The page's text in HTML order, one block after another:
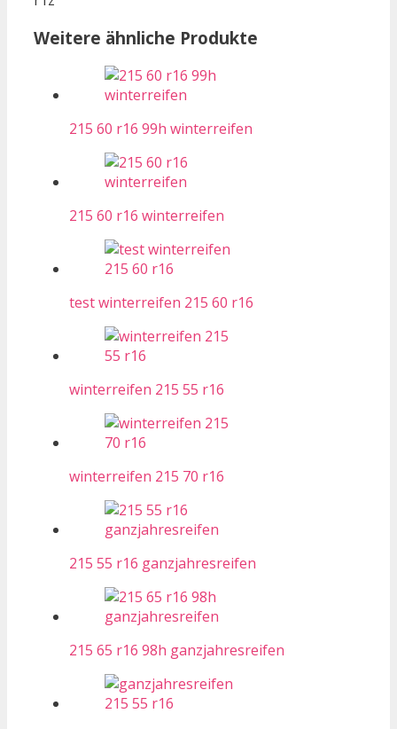
Weitere ähnliche Produkte
215 60 r16 99h winterreifen
215 60 r16 winterreifen
test winterreifen 215 60 r16
winterreifen 215 55 r16
winterreifen 215 70 r16
215 55 r16 ganzjahresreifen
215 65 r16 98h ganzjahresreifen